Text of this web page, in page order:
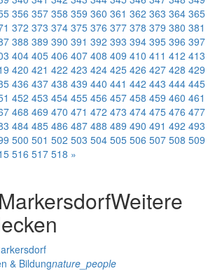
356 357 358 359 360 361 362 363 364 365
372 373 374 375 376 377 378 379 380 381
388 389 390 391 392 393 394 395 396 397
404 405 406 407 408 409 410 411 412 413
420 421 422 423 424 425 426 427 428 429
436 437 438 439 440 441 442 443 444 445
452 453 454 455 456 457 458 459 460 461
468 469 470 471 472 473 474 475 476 477
484 485 486 487 488 489 490 491 492 493
500 501 502 503 504 505 506 507 508 509
516 517 518 »
Weitere
& Bildungnature_people